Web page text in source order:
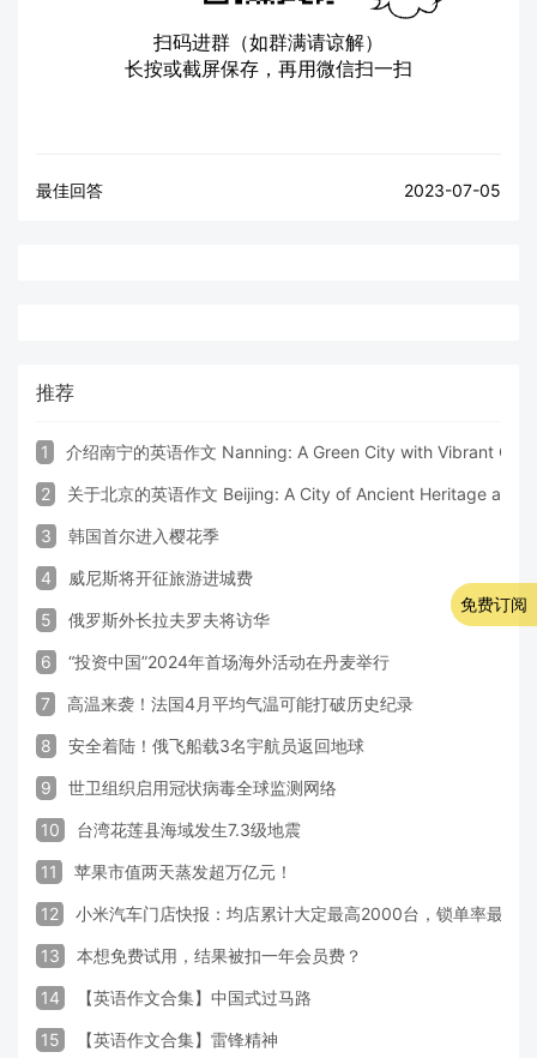
扫码进群（如群满请谅解）
长按或截屏保存，再用微信扫一扫
最佳回答 2023-07-05
推荐
1 介绍南宁的英语作文 Nanning: A Green City with Vibrant
2 关于北京的英语作文 Beijing: A City of Ancient Heritage and
3 韩国首尔进入樱花季
4 威尼斯将开征旅游进城费
5 俄罗斯外长拉夫罗夫将访华
6 “投资中国”2024年首场海外活动在丹麦举行
7 高温来袭！法国4月平均气温可能打破历史纪录
8 安全着陆！俄飞船载3名宇航员返回地球
9 世卫组织启用冠状病毒全球监测网络
10 台湾花莲县海域发生7.3级地震
11 苹果市值两天蒸发超万亿元！
12 小米汽车门店快报：均店累计大定最高2000台，锁单率最高
13 本想免费试用，结果被扣一年会员费？
14 【英语作文合集】中国式过马路
15 【英语作文合集】雷锋精神
免费订阅